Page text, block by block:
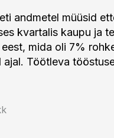
andmetel müüsid
kvartalis kaupu ja
mida oli 7%
ajal. Töötleva